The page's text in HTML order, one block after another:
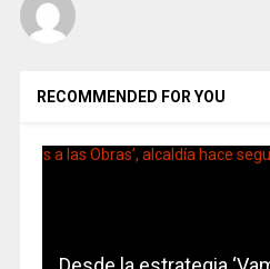
RECOMMENDED FOR YOU